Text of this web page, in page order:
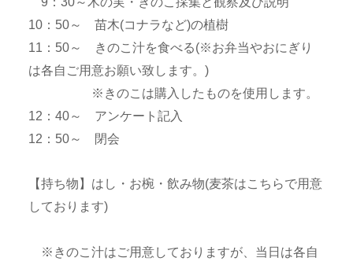
10：50～ 苗木(コナラなど)の植樹
11：50～ きのこ汁を食べる(※お弁当やおにぎり
は各自ご用意お願い致します。)
※きのこは購入したものを使用します。
12：40～ アンケート記入
12：50～ 閉会
【持ち物】はし・お椀・飲み物(麦茶はこちらで用意
しております)
※きのこ汁はご用意しておりますが、当日は各自